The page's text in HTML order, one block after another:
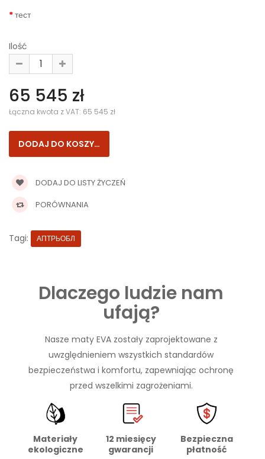
тест
Ilość
65 545 zł
Łączna kwota z VAT: 65 545 zł
DODAJ DO LISTY ŻYCZEŃ
PORÓWNANIA
Tagi: АПТРЬОБЛ
Dlaczego ludzie nam
ufają?
Nasze maty EVA zostały zaprojektowane z
uwzględnieniem wszystkich standardów
bezpieczeństwa i komfortu, zapewniając ochronę
przed wszelkimi zagrożeniami.
Materiały
ekologiczne
12 miesięcy
gwarancji
Bezpieczna
płatność